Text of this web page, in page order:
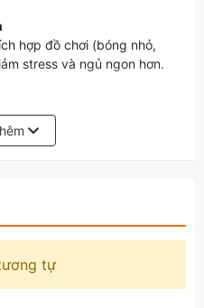
hợp đồ chơi (bóng nhỏ,
stress và ngủ ngon hơn.
vừa tiện lợi, vừa là “góc
bạn. 🐱💖
tự